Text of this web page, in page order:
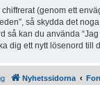
chiffrerat (genom ett
så skydda det
så kan du använda
dig ett nytt lösenord till
Nyhetssidorna